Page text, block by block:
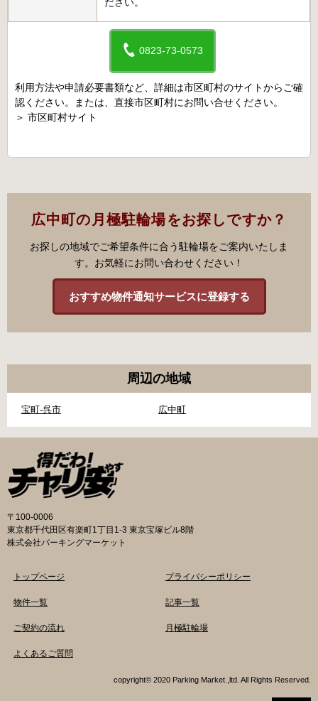
0823-73-0573
利用方法や申請必要書類など、詳細は市区町村のサイトからご確
認ください。または、直接市区町村にお問い合せください。
＞ 市区町村サイト
広中町の月極駐輪場をお探しですか？
お探しの地域でご希望条件に合う駐輪場をご案内いたしま
す。お気軽にお問い合わせください！
おすすめ物件通知サービスに登録する
周辺の地域
宝町-呉市 広中町
〒100-0006
東京都千代田区有楽町1丁目1-3 東京宝塚ビル8階
株式会社パーキングマーケット
トップページ
物件一覧
ご契約の流れ
よくあるご質問
プライバシーポリシー
記事一覧
月極駐輪場
copyright© 2020 Parking Market.,ltd. All Rights Reserved.